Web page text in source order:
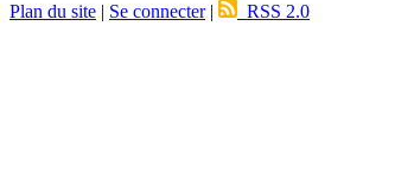
Plan du site | Se connecter| RSS 2.0